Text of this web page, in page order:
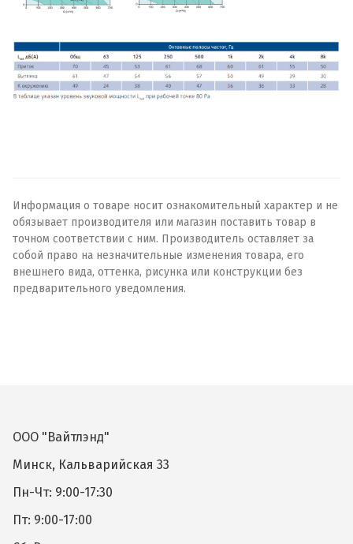
Информация о товаре носит ознакомительный характер и не
обязывает производителя или магазин поставить товар в
точном соответствии с ним. Производитель оставляет за
собой право на незначительные изменения товара, его
внешнего вида, оттенка, рисунка или конструкции без
предварительного уведомления.
ООО "Вайтлэнд"
Минск, Кальварийская 33
Пн-Чт: 9:00-17:30
Пт: 9:00-17:00